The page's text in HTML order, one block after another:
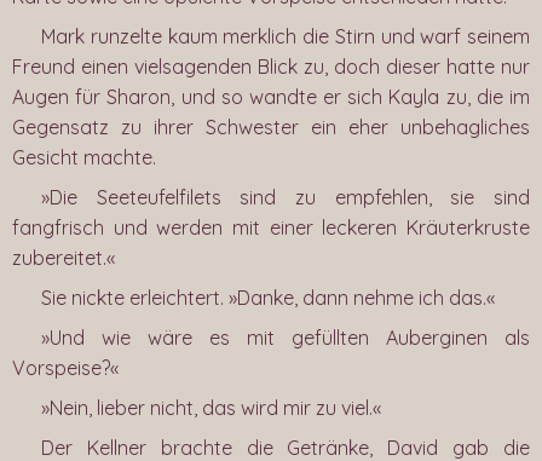
Mark runzelte kaum merklich die Stirn und warf seinem
Freund einen vielsagenden Blick zu, doch dieser hatte nur
Augen für Sharon, und so wandte er sich Kayla zu, die im
Gegensatz zu ihrer Schwester ein eher unbehagliches
Gesicht machte.
»Die Seeteufelfilets sind zu empfehlen, sie sind
fangfrisch und werden mit einer leckeren Kräuterkruste
zubereitet.«
Sie nickte erleichtert. »Danke, dann nehme ich das.«
»Und wie wäre es mit gefüllten Auberginen als
Vorspeise?«
»Nein, lieber nicht, das wird mir zu viel.«
Der Kellner brachte die Getränke, David gab die